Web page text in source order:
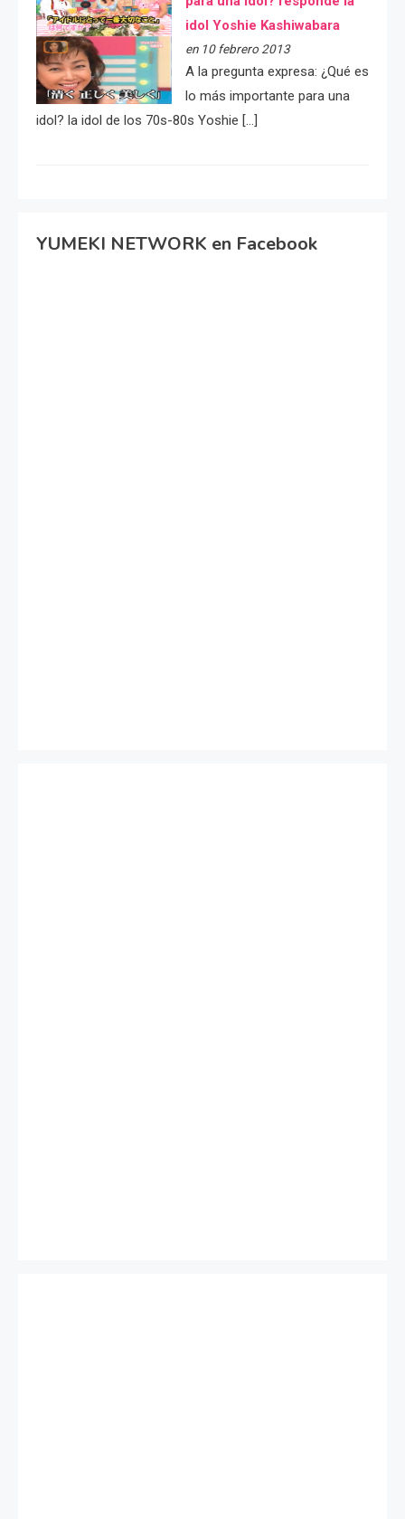
idol Yoshie Kashiwabara
en 10 febrero 2013
A la pregunta expresa: ¿Qué es
lo más importante para una
idol? la idol de los 70s-80s Yoshie […]
YUMEKI NETWORK en Facebook